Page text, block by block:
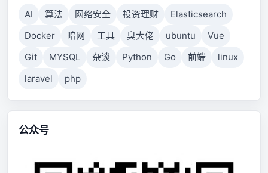
AI 算法 网络安全 投资理财
Elasticsearch
Docker
暗网 工具 臭大佬 ubuntu
Vue
Git
MYSQL 杂谈 Python Go 前端
linux
laravel
php
公众号